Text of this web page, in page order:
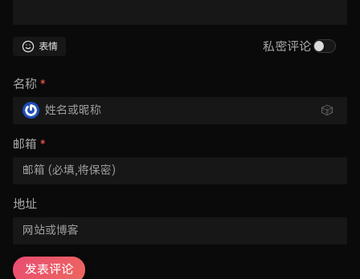
表情 私密评论
名称 *
🎲
邮箱 *
地址
发表评论